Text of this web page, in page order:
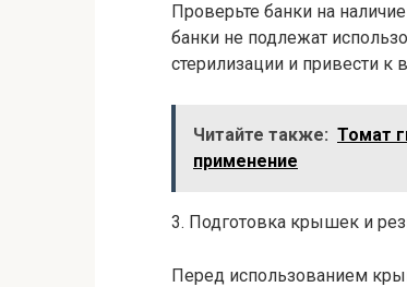
Проверьте банки на
банки не подлежат
стерилизации и привести
Читайте также: Томат
применение
3. Подготовка крышек и
Перед использованием